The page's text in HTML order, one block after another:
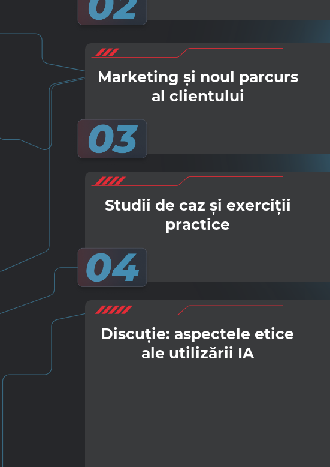
Marketing și noul parcurs
al clientului
Studii de caz și exerciții
practice
Discuție: aspectele etice
ale utilizării IA